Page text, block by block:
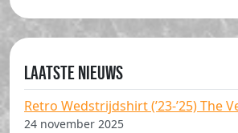
Laatste nieuws
Retro Wedstrijdshirt (’23-’25) The
24 november 2025